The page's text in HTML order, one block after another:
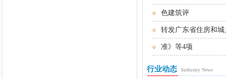
色建筑评
转发广东省住房和
准》等4项
行业动态 Industry News